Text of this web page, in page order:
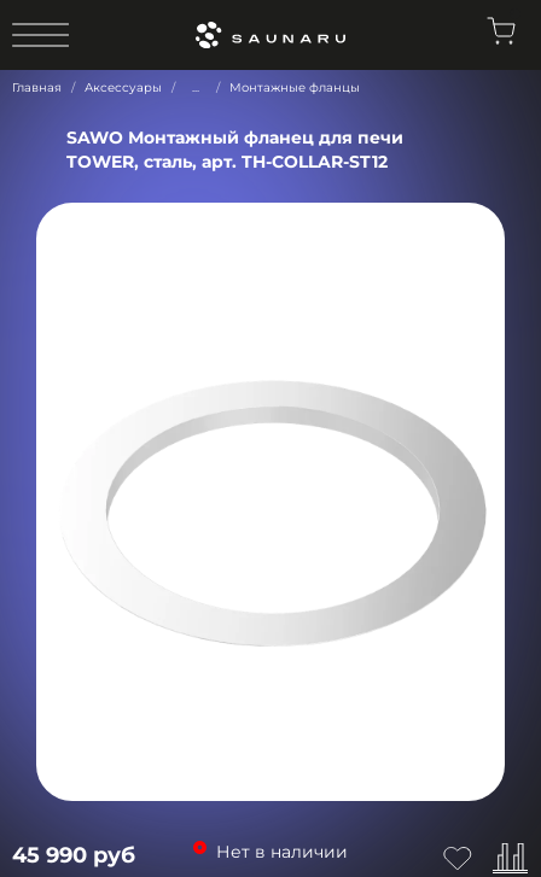
Главная Аксессуары ... Монтажные фланцы
SAWO Монтажный фланец для печи
TOWER, сталь, арт. TH-COLLAR-ST12
45 990 руб Нет в наличии